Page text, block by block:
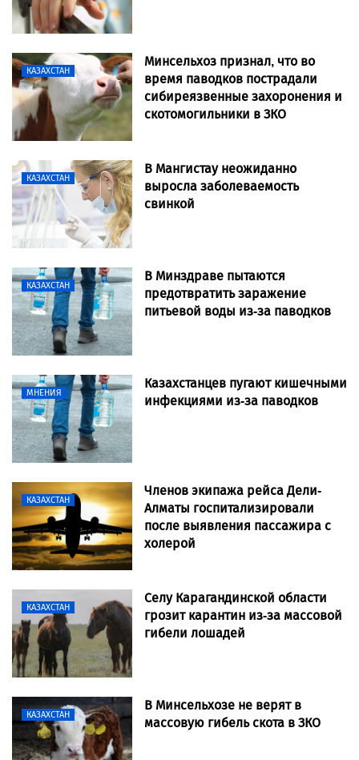
КАЗАХСТАН
Минсельхоз признал, что во
время паводков пострадали
сибиреязвенные захоронения и
скотомогильники в ЗКО
КАЗАХСТАН
В Мангистау неожиданно
выросла заболеваемость
свинкой
КАЗАХСТАН
В Минздраве пытаются
предотвратить заражение
питьевой воды из-за паводков
МНЕНИЯ
Казахстанцев пугают кишечными
инфекциями из-за паводков
КАЗАХСТАН
Членов экипажа рейса Дели-
Алматы госпитализировали
после выявления пассажира с
холерой
КАЗАХСТАН
Селу Карагандинской области
грозит карантин из-за массовой
гибели лошадей
КАЗАХСТАН
В Минсельхозе не верят в
массовую гибель скота в ЗКО